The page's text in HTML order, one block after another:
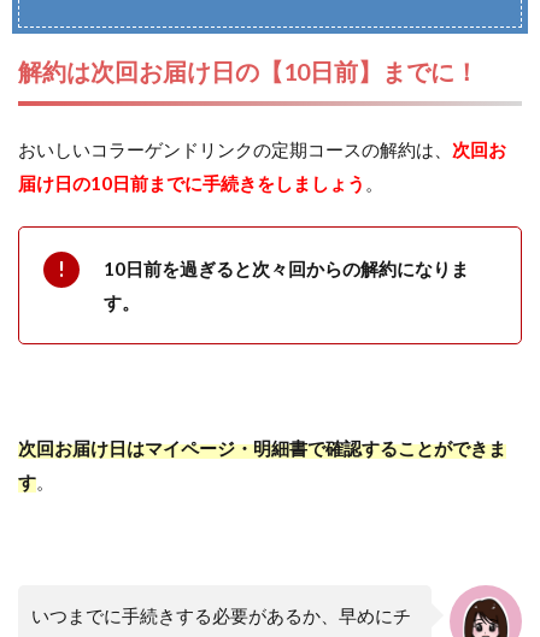
解約は次回お届け日の【10日前】までに！
おいしいコラーゲンドリンクの定期コースの解約は、 次回お
届け日の10日前までに手続きをしましょう 。
10日前を過ぎると次々回からの解約になりま
す。
次回お届け日はマイページ・明細書で確認することができま
す。
いつまでに手続きする必要があるか、早めにチ